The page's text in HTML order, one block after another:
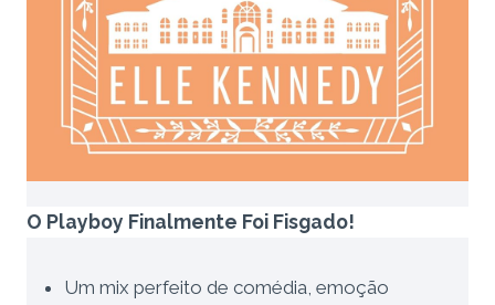
O Playboy Finalmente Foi Fisgado!
Um mix perfeito de comédia, emoção